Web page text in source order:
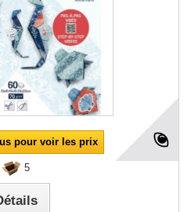
pour voir les prix
5